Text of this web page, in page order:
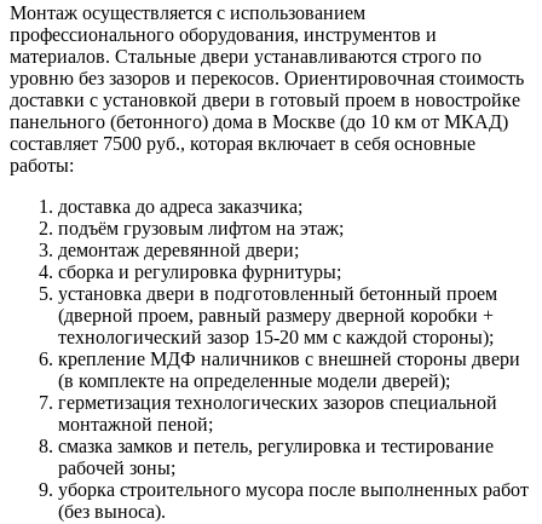
Монтаж осуществляется с использованием
профессионального оборудования, инструментов и
материалов. Стальные двери устанавливаются строго по
уровню без зазоров и перекосов. Ориентировочная стоимость
доставки с установкой двери в готовый проем в новостройке
панельного (бетонного) дома в Москве (до 10 км от МКАД)
составляет 7500 руб., которая включает в себя основные
работы:
доставка до адреса заказчика;
подъём грузовым лифтом на этаж;
демонтаж деревянной двери;
сборка и регулировка фурнитуры;
установка двери в подготовленный бетонный проем
(дверной проем, равный размеру дверной коробки +
технологический зазор 15-20 мм с каждой стороны);
крепление МДФ наличников с внешней стороны двери
(в комплекте на определенные модели дверей);
герметизация технологических зазоров специальной
монтажной пеной;
смазка замков и петель, регулировка и тестирование
рабочей зоны;
уборка строительного мусора после выполненных работ
(без выноса).